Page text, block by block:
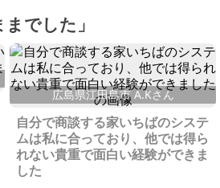
でした」
広島県江田島市 A.Kさん
自分で商談する家いちばのシステ
ムは私に合っており、他では得ら
れない貴重で面白い経験ができま
した